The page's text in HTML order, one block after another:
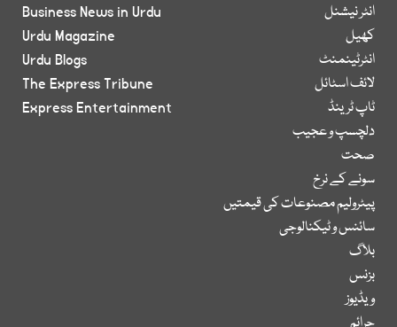
انٹر نیشنل
کھیل
انٹرٹینمنٹ
لائف اسٹائل
ٹاپ ٹرینڈ
دلچسپ و عجیب
صحت
سونے کے نرخ
پیٹرولیم مصنوعات کی قیمتیں
سائنس و ٹیکنالوجی
بلاگ
بزنس
ویڈیوز
Business News in Urdu
Urdu Magazine
Urdu Blogs
The Express Tribune
Express Entertainment